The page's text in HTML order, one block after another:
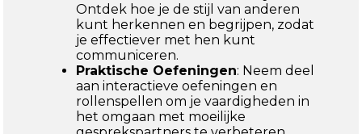
Ontdek hoe je de stijl van anderen
kunt herkennen en begrijpen, zodat
je effectiever met hen kunt
communiceren.
Praktische Oefeningen: Neem deel
aan interactieve oefeningen en
rollenspellen om je vaardigheden in
het omgaan met moeilijke